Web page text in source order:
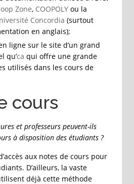
Zone, COOPOLYou la
Concordia (surtout
en anglais);
ligne sur le site d’un grand
qu’ca qui offre une grande
utilisés dans les cours de
cours
et professeurs peuvent-ils
à disposition des étudiants ?
aux notes de cours pour
D’ailleurs, la vaste
déjà cette méthode